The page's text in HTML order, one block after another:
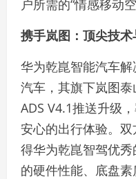
户所需的“情感移动空
携手岚图：顶尖技
华为乾崑智能汽车
汽车，其旗下岚图
ADS V4.1推送升级
安心的出行体验。
得华为乾崑智驾优
的硬件性能、底盘